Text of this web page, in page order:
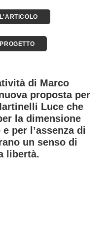
di Marco
proposta per
Luce che
la dimensione
per l’assenza di
un senso di
libertà.